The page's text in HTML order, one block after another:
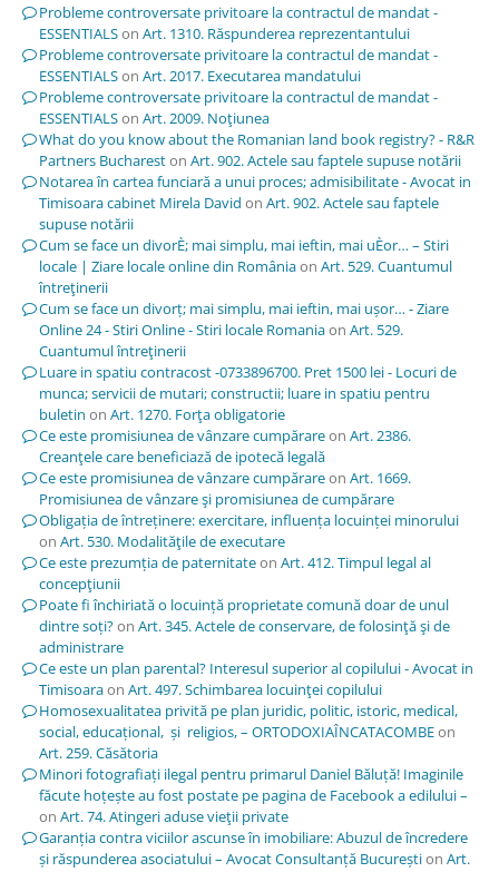
Probleme controversate privitoare la contractul de mandat -
ESSENTIALSon Art. 1310. Răspunderea reprezentantului
Probleme controversate privitoare la contractul de mandat -
ESSENTIALSon Art. 2017. Executarea mandatului
Probleme controversate privitoare la contractul de mandat -
ESSENTIALSon Art. 2009. Noţiunea
What do you know about the Romanian land book registry? - R&R
Partners Buchareston Art. 902. Actele sau faptele supuse notării
Notarea în cartea funciară a unui proces; admisibilitate - Avocat in
Timisoara cabinet Mirela David on Art. 902. Actele sau faptele
supuse notării
Cum se face un divorÈ; mai simplu, mai ieftin, mai uÈor… – Stiri
locale | Ziare locale online din Româniaon Art. 529. Cuantumul
întreţinerii
Cum se face un divorț; mai simplu, mai ieftin, mai ușor… - Ziare
Online 24 - Stiri Online - Stiri locale Romaniaon Art. 529.
Cuantumul întreţinerii
Luare in spatiu contracost -0733896700. Pret 1500 lei - Locuri de
munca; servicii de mutari; constructii; luare in spatiu pentru
buletin on Art. 1270. Forţa obligatorie
Ce este promisiunea de vânzare cumpărareon Art. 2386.
Creanţele care beneficiază de ipotecă legală
Ce este promisiunea de vânzare cumpărareon Art. 1669.
Promisiunea de vânzare şi promisiunea de cumpărare
Obligația de întreținere: exercitare, influența locuinței minorului
on Art. 530. Modalităţile de executare
Ce este prezumția de paternitateon Art. 412. Timpul legal al
concepţiunii
Poate fi închiriată o locuință proprietate comună doar de unul
dintre soți?on Art. 345. Actele de conservare, de folosinţă şi de
administrare
Ce este un plan parental? Interesul superior al copilului - Avocat in
Timisoaraon Art. 497. Schimbarea locuinţei copilului
Homosexualitatea privită pe plan juridic, politic, istoric, medical,
social, educațional, și religios, – ORTODOXIAÎNCATACOMBEon
Art. 259. Căsătoria
Minori fotografiați ilegal pentru primarul Daniel Băluță! Imaginile
făcute hoțește au fost postate pe pagina de Facebook a edilului –
on Art. 74. Atingeri aduse vieţii private
Garanția contra viciilor ascunse în imobiliare: Abuzul de încredere
și răspunderea asociatului – Avocat Consultanță Bucureștion Art.